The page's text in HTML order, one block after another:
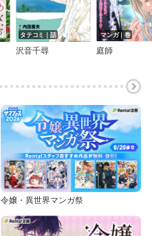
タテコミ｜話
沢音千尋
マンガ｜巻
庭師
令嬢・異世界マンガ祭